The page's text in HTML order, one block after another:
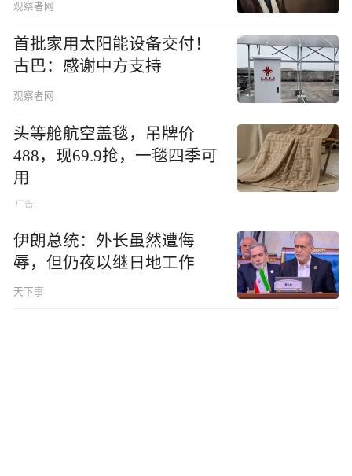
观察者网
首批家用太阳能设备交付！
古巴：感谢中方支持
观察者网
头等舱航空盖毯，吊牌价
488，现69.9抢，一毯四季可
用
伊朗总统：外长虽然遭侮
辱，但仍夜以继日地工作
天下事